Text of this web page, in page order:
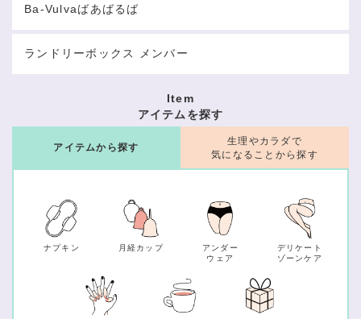
Ba-Vulvaばあばるば
ランドリーボックス メンバー
Item
アイテムを探す
アイテムから探す
ナプキン 月経カップ
アンダー
ウェア
デリケート
ゾーンケア
生理やカラダで
気になることから探す